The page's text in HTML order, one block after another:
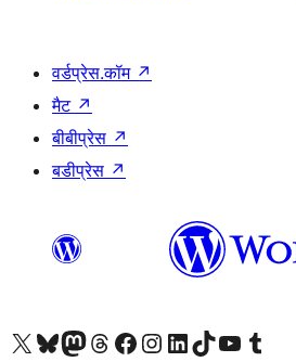
वर्डप्रेस.कॉम ↗
मैट ↗
बीबीप्रेस ↗
बडीप्रेस ↗
Visit our X (formerly Twitter) account
हमारे बलुस्की खाते पर जाएँVisit our Mastodon account
हमारे थ्रेड्स अकाउंट पर जाएंहमारे फेसबुक पेज पर जाएँहमारे इंस्टाग्राम अकाउंट पर जाएंहमारे लिंक्डइन खाते पर जाएँहमारे टिकटॉक खाते पर जाएँहमारे यूट्यूब चैनल पर जाएंहमारे Tumblr खाते पर जाएँ